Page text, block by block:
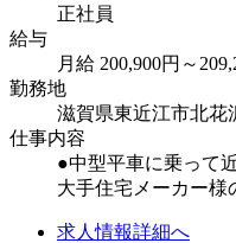
正社員
給与
月給 200,900円～
勤務地
滋賀県東近江市北花
仕事内容
●中型平車に乗って
大手住宅メーカー様
求人情報詳細へ